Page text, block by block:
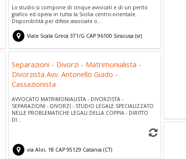
Lo studio si compone di cinque avvocati e di un perito
grafico ed opera in tutta la Sicilia centro-orientale.
Disponibilità per difese associate o...
Viale Scala Greca 371/G CAP 96100 Siracusa (sr)
Separazioni - Divorzi - Matrimonialista -
Divorzista Avv. Antonello Guido -
Cassazionista
AVVOCATO MATRIMONIALISTA - DIVORZISTA -
SEPARAZIONI - DIVORZI - STUDIO LEGALE SPECIALIZZATO
NELLE PROBLEMATICHE LEGALI DELLA COPPIA - DIRITTO
DI...
via Aloi, 18 CAP 95129 Catania (CT)